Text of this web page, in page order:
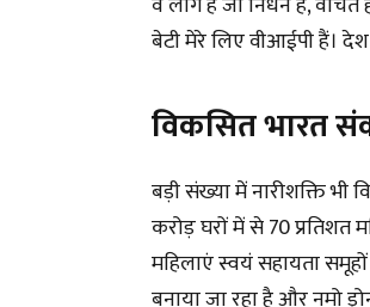
बेटी मेरे लिए वीआईपी हैं।
विकसित भारत
बड़ी संख्या में नारीशक्ति
करोड़ घरों में से 70 प्रतिशत
महिलाएं स्वयं सहायता